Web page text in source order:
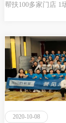
帮扶100多家门店 1
2020-10-08